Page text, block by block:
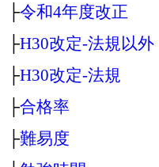
├令和4年度改正
├H30改定‐法規以外
├H30改定‐法規
├合格率
├難易度